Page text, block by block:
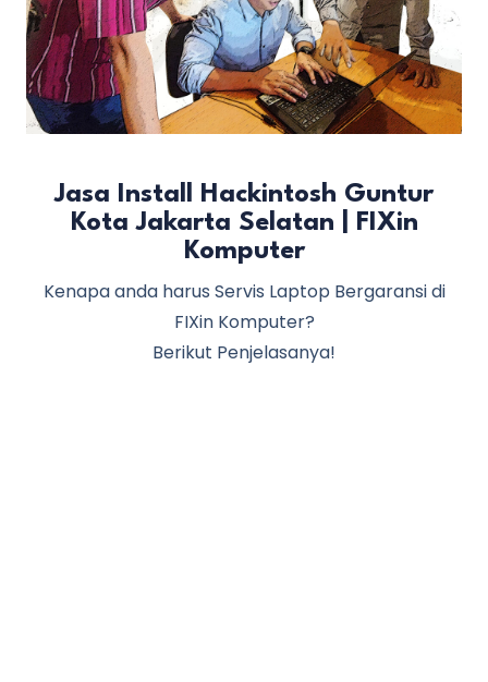
Jasa Install Hackintosh Guntur
Kota Jakarta Selatan | FIXin
Komputer
Kenapa anda harus Servis Laptop Bergaransi di
FIXin Komputer?
Berikut Penjelasanya!